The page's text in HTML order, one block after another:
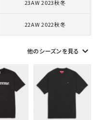
円
品を表示する
23AW 2023秋冬
22AW 2022秋冬
他のシーズンを見る keyboard_arrow_down